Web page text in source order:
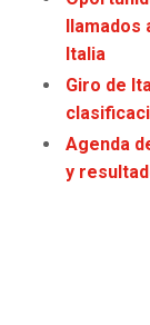
TITANS
COWBOYS
GIANTS
WARRIORS
CLIPPERS
LAKERS
llamados
Italia
Giro de
Agenda
y